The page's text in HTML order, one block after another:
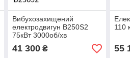
Вибухозахищений
електродвигун В250Ѕ2
75кВт 3000об/хв
41 300₴
110
55